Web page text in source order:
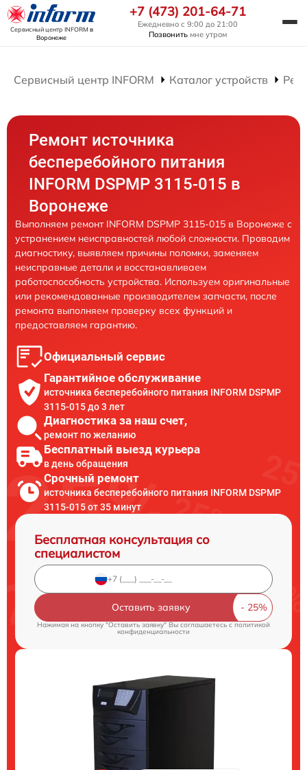
Сервисный центр INFORM в
Воронеже
+7 (473) 201-64-71
Ежедневно с 9:00 до 21:00
Позвонить мне утром
Сервисный центр INFORM Каталог устройств
Ремонт источника
бесперебойного питания
INFORM DSPMP 3115-015 в
Воронеже
Выполняем ремонт INFORM DSPMP 3115-015 в Воронеже с
устранением неисправностей любой сложности. Проводим
диагностику, выявляем причины поломки, заменяем
неисправные детали и восстанавливаем
работоспособность устройства. Используем оригинальные
или рекомендованные производителем запчасти, после
ремонта выполняем проверку всех функций и
предоставляем гарантию.
Официальный сервис
Гарантийное обслуживание
источника бесперебойного питания INFORM DSPMP
3115-015 до 3 лет
Диагностика за наш счет,
ремонт по желанию
Бесплатный выезд курьера
в день обращения
Срочный ремонт
источника бесперебойного питания INFORM DSPMP
3115-015 от 35 минут
Бесплатная консультация со
специалистом
Оставить заявку
Нажимая на кнопку "Оставить заявку" Вы соглашаетесь cполитикой
конфиденциальности